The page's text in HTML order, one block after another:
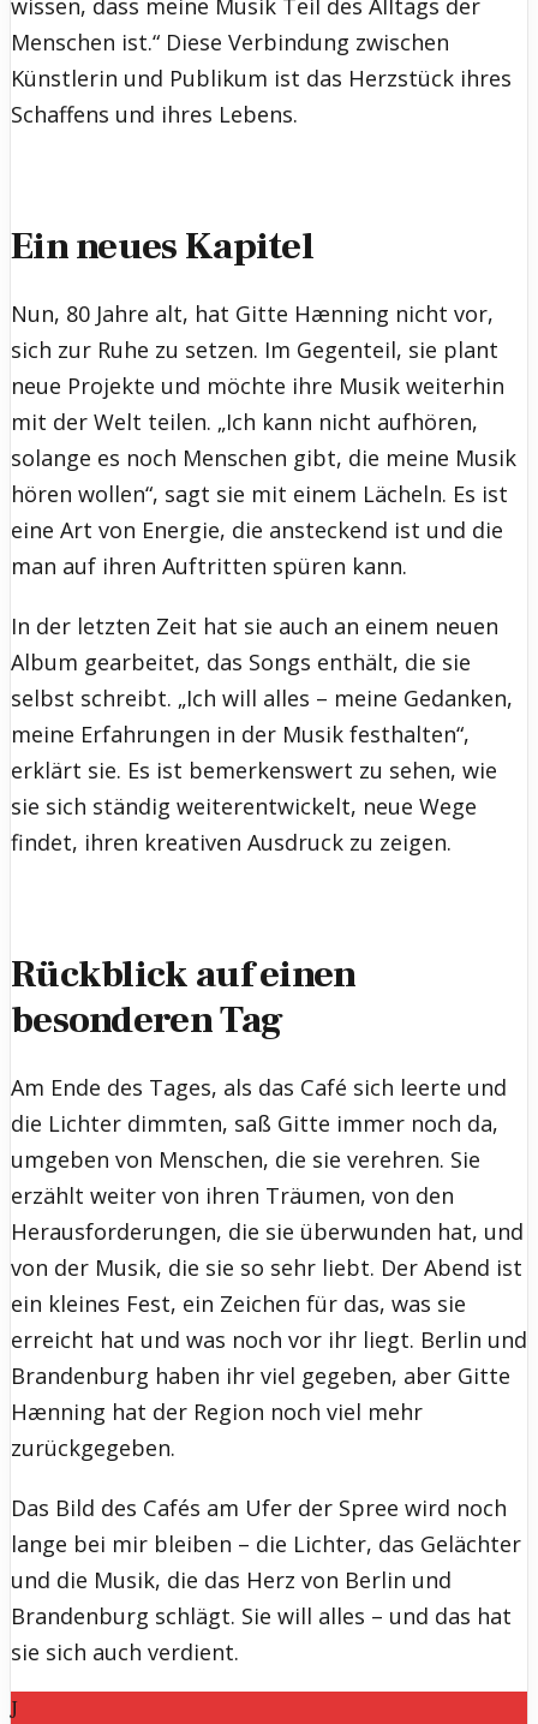
wissen, dass meine Musik Teil des Alltags der
Menschen ist.“ Diese Verbindung zwischen
Künstlerin und Publikum ist das Herzstück ihres
Schaffens und ihres Lebens.
Ein neues Kapitel
Nun, 80 Jahre alt, hat Gitte Hænning nicht vor,
sich zur Ruhe zu setzen. Im Gegenteil, sie plant
neue Projekte und möchte ihre Musik weiterhin
mit der Welt teilen. „Ich kann nicht aufhören,
solange es noch Menschen gibt, die meine Musik
hören wollen“, sagt sie mit einem Lächeln. Es ist
eine Art von Energie, die ansteckend ist und die
man auf ihren Auftritten spüren kann.
In der letzten Zeit hat sie auch an einem neuen
Album gearbeitet, das Songs enthält, die sie
selbst schreibt. „Ich will alles – meine Gedanken,
meine Erfahrungen in der Musik festhalten“,
erklärt sie. Es ist bemerkenswert zu sehen, wie
sie sich ständig weiterentwickelt, neue Wege
findet, ihren kreativen Ausdruck zu zeigen.
Rückblick auf einen
besonderen Tag
Am Ende des Tages, als das Café sich leerte und
die Lichter dimmten, saß Gitte immer noch da,
umgeben von Menschen, die sie verehren. Sie
erzählt weiter von ihren Träumen, von den
Herausforderungen, die sie überwunden hat, und
von der Musik, die sie so sehr liebt. Der Abend ist
ein kleines Fest, ein Zeichen für das, was sie
erreicht hat und was noch vor ihr liegt. Berlin und
Brandenburg haben ihr viel gegeben, aber Gitte
Hænning hat der Region noch viel mehr
zurückgegeben.
Das Bild des Cafés am Ufer der Spree wird noch
lange bei mir bleiben – die Lichter, das Gelächter
und die Musik, die das Herz von Berlin und
Brandenburg schlägt. Sie will alles – und das hat
sie sich auch verdient.
J